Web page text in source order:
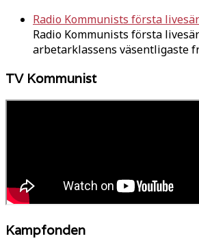
Radio Kommunists första
Radio Kommunists första
arbetarklassens väsentligaste
TV Kommunist
Kampfonden